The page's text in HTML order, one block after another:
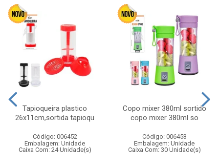
Tapioqueira plastico
26x11cm,sortida tapioqu
Código: 006452
Embalagem: Unidade
Caixa Com: 24 Unidade(s)
Copo mixer 380ml sortido
copo mixer 380ml so
Código: 006453
Embalagem: Unidade
Caixa Com: 30 Unidade(s)